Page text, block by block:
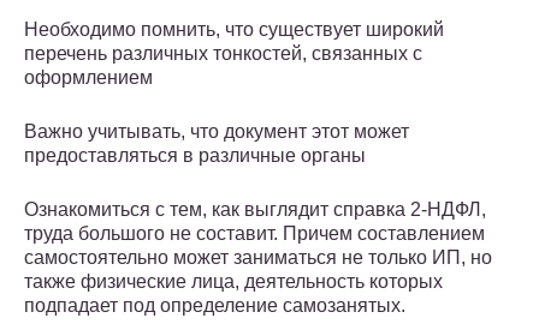
Необходимо помнить, что существует широкий
перечень различных тонкостей, связанных с
оформлением
Важно учитывать, что документ этот может
предоставляться в различные органы
Ознакомиться с тем, как выглядит справка 2-НДФЛ,
труда большого не составит. Причем составлением
самостоятельно может заниматься не только ИП, но
также физические лица, деятельность которых
подпадает под определение самозанятых.